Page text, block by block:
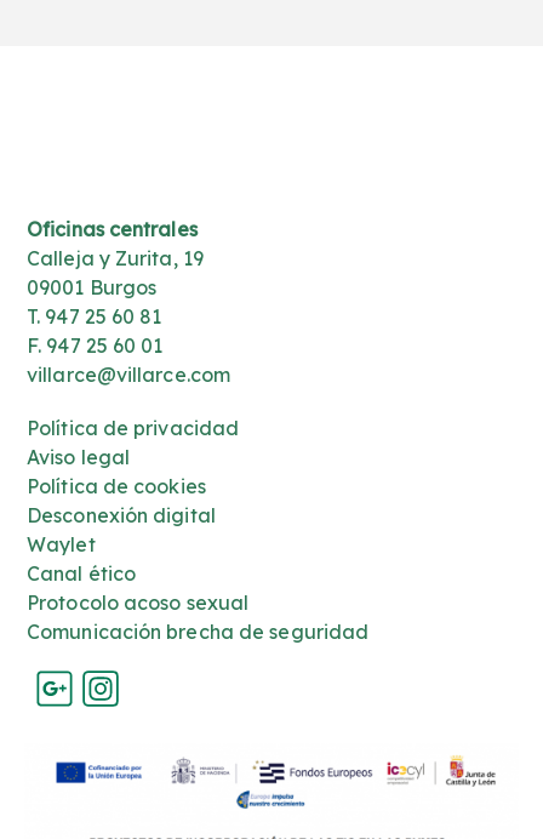
Oficinas centrales
Calleja y Zurita, 19
09001 Burgos
T. 947 25 60 81
F. 947 25 60 01
villarce@villarce.com
Política de privacidad
Aviso legal
Política de cookies
Desconexión digital
Waylet
Canal ético
Protocolo acoso sexual
Comunicación brecha de seguridad